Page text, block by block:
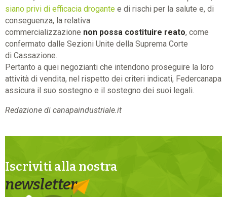
siano privi di efficacia drogante e di rischi per la salute e, di
conseguenza, la relativa
commercializzazione non possa costituire reato, come
confermato dalle Sezioni Unite della Suprema Corte
di Cassazione.
Pertanto a quei negozianti che intendono proseguire la loro
attività di vendita, nel rispetto dei criteri indicati, Federcanapa
assicura il suo sostegno e il sostegno dei suoi legali.
Redazione di canapaindustriale.it
Iscriviti alla nostra
newsletter